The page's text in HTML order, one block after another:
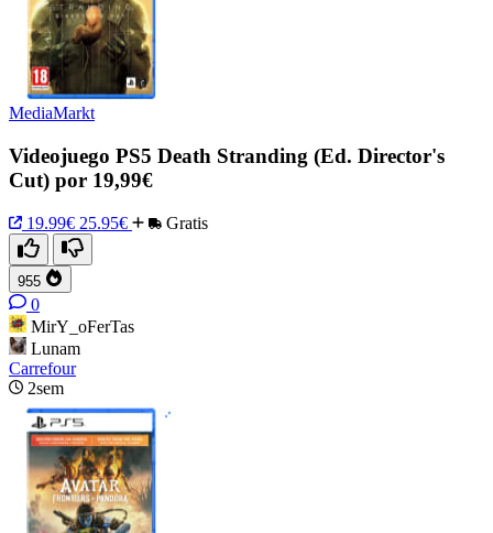
MediaMarkt
Videojuego PS5 Death Stranding (Ed. Director's
Cut) por 19,99€
19.99€ 25.95€ Gratis
955
0
MirY_oFerTas
Lunam
Carrefour
2sem